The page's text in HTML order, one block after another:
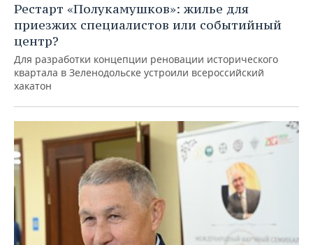
Рестарт «Полукамушков»: жилье для
приезжих специалистов или событийный
центр?
Для разработки концепции реновации исторического
квартала в Зеленодольске устроили всероссийский
хакатон